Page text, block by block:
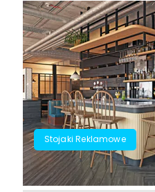
Stojaki Reklamowe